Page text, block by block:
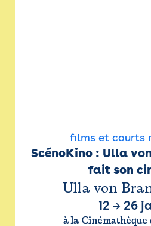
films et courts
ScénoKino : Ulla
fait son
Ulla von
12 → 26
à la Cinémathèque